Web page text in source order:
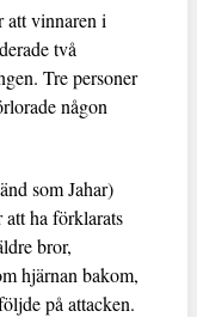
att vinnaren i
två
Tre personer
någon
som Jahar)
ha förklarats
bror,
hjärnan bakom,
på attacken.